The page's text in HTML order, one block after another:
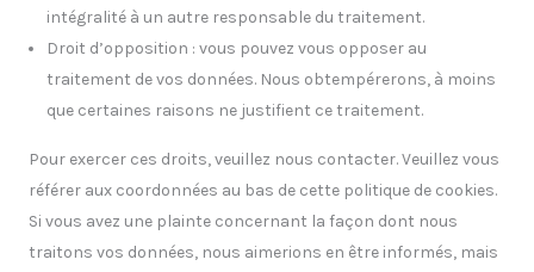
intégralité à un autre responsable du traitement.
Droit d’opposition : vous pouvez vous opposer au
traitement de vos données. Nous obtempérerons, à moins
que certaines raisons ne justifient ce traitement.
Pour exercer ces droits, veuillez nous contacter. Veuillez vous
référer aux coordonnées au bas de cette politique de cookies.
Si vous avez une plainte concernant la façon dont nous
traitons vos données, nous aimerions en être informés, mais